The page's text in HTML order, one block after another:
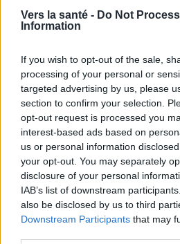
Vers la santé - Do Not
Information
If you wish to opt-out of the sale,
processing of your personal or
targeted advertising by us, please
section to confirm your selection.
opt-out request is processed you
interest-based ads based on
us or personal information
your opt-out. You may separately
disclosure of your personal
IAB’s list of downstream
also be disclosed by us to third
Downstream Participants that may
les
glycocorticostéroïdes
lebudésonide
synthétique. Il a un effet
est utilisé dans l'asthme et
nourrisson et de l'enfant.
préparations mucolytiques
l'ambroxolest destiné à
de sécrétions, à réduire
faciliter l'expectoration.
administré avant le